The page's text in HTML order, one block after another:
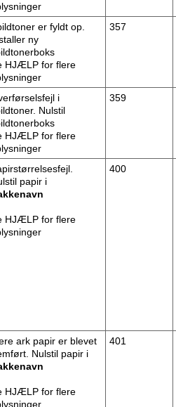
er fyldt op.
ny
HJÆLP for flere
357
i
Nulstil
HJÆLP for flere
359
papir i
HJÆLP for flere
400
ark papir er blevet
Nulstil papir i
HJÆLP for flere
401